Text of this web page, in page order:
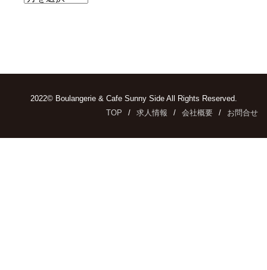
2022© Boulangerie & Cafe Sunny Side All Rights Reserved.
TOP
求人情報 会社概要 お問合せ